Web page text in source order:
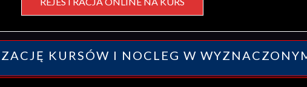
KURSÓW I NOCLEG W